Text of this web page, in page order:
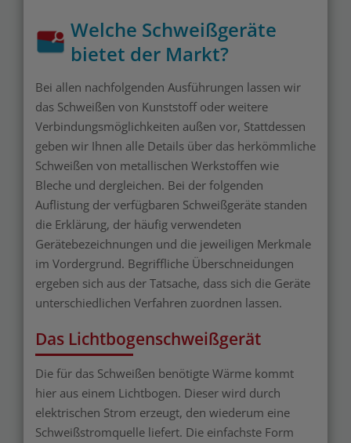
Welche Schweißgeräte
bietet der Markt?
Bei allen nachfolgenden Ausführungen lassen wir
das Schweißen von Kunststoff oder weitere
Verbindungsmöglichkeiten außen vor, Stattdessen
geben wir Ihnen alle Details über das herkömmliche
Schweißen von metallischen Werkstoffen wie
Bleche und dergleichen. Bei der folgenden
Auflistung der verfügbaren Schweißgeräte standen
die Erklärung, der häufig verwendeten
Gerätebezeichnungen und die jeweiligen Merkmale
im Vordergrund. Begriffliche Überschneidungen
ergeben sich aus der Tatsache, dass sich die Geräte
unterschiedlichen Verfahren zuordnen lassen.
Das Lichtbogenschweißgerät
Die für das Schweißen benötigte Wärme kommt
hier aus einem Lichtbogen. Dieser wird durch
elektrischen Strom erzeugt, den wiederum eine
Schweißstromquelle liefert. Die einfachste Form